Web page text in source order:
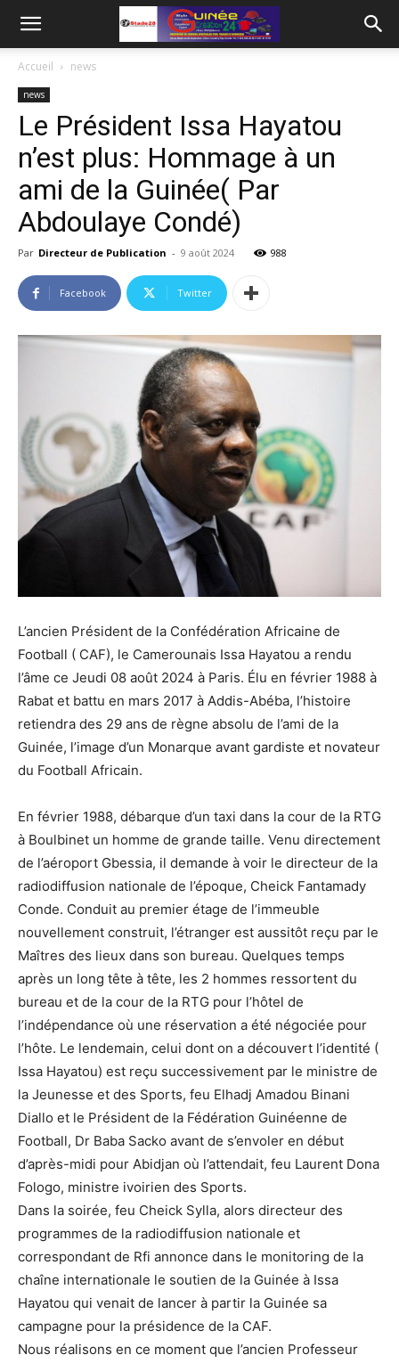
Accueil news
news
Le Président Issa Hayatou
n’est plus: Hommage à un
ami de la Guinée( Par
Abdoulaye Condé)
Par Directeur de Publication - 9 août 2024 988
Facebook Twitter
L’ancien Président de la Confédération Africaine de
Football ( CAF), le Camerounais Issa Hayatou a rendu
l’âme ce Jeudi 08 août 2024 à Paris. Élu en février 1988 à
Rabat et battu en mars 2017 à Addis-Abéba, l’histoire
retiendra des 29 ans de règne absolu de l’ami de la
Guinée, l’image d’un Monarque avant gardiste et novateur
du Football Africain.
En février 1988, débarque d’un taxi dans la cour de la RTG
à Boulbinet un homme de grande taille. Venu directement
de l’aéroport Gbessia, il demande à voir le directeur de la
radiodiffusion nationale de l’époque, Cheick Fantamady
Conde. Conduit au premier étage de l’immeuble
nouvellement construit, l’étranger est aussitôt reçu par le
Maîtres des lieux dans son bureau. Quelques temps
après un long tête à tête, les 2 hommes ressortent du
bureau et de la cour de la RTG pour l’hôtel de
l’indépendance où une réservation a été négociée pour
l’hôte. Le lendemain, celui dont on a découvert l’identité (
Issa Hayatou) est reçu successivement par le ministre de
la Jeunesse et des Sports, feu Elhadj Amadou Binani
Diallo et le Président de la Fédération Guinéenne de
Football, Dr Baba Sacko avant de s’envoler en début
d’après-midi pour Abidjan où l’attendait, feu Laurent Dona
Fologo, ministre ivoirien des Sports.
Dans la soirée, feu Cheick Sylla, alors directeur des
programmes de la radiodiffusion nationale et
correspondant de Rfi annonce dans le monitoring de la
chaîne internationale le soutien de la Guinée à Issa
Hayatou qui venait de lancer à partir la Guinée sa
campagne pour la présidence de la CAF.
Nous réalisons en ce moment que l’ancien Professeur